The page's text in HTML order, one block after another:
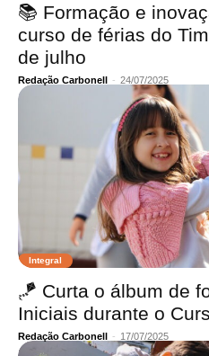
📚 Formação e
curso de férias do
de julho
Redação Carbonell - 24/07/2025
Integral
🪁 Curta o álbum de
Iniciais durante o
Redação Carbonell - 17/07/2025